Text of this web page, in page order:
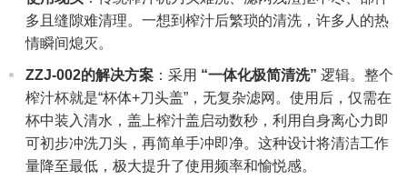
多且缝隙难清理。一想到榨汁后繁琐的清洗，许多人的热
情瞬间熄灭。
ZZJ-002的解决方案 ：采用 “一体化极简清洗” 逻辑。整个
榨汁杯就是“杯体+刀头盖”，无复杂滤网。使用后，仅需在
杯中装入清水，盖上榨汁盖启动数秒，利用自身离心力即
可初步冲洗刀头，再简单手冲即净。这种设计将清洁工作
量降至最低，极大提升了使用频率和愉悦感。